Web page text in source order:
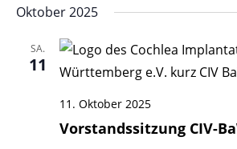
wählen.
Oktober 2025
SA.
11
Vorstandssitzung CIV-
11. Oktober 2025